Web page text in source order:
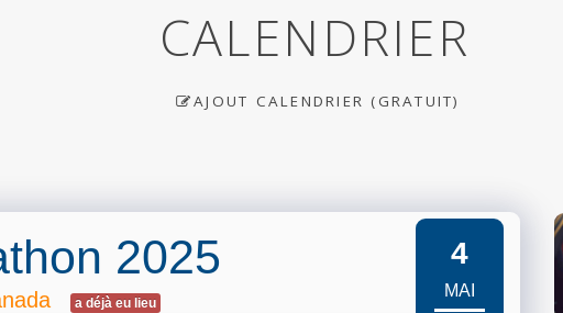
CALENDRIER
AJOUT CALENDRIER (GRATUIT)
2025
a déjà eu lieu
4
MAI